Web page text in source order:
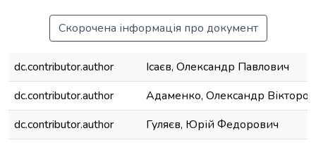
Скорочена інформація про документ
dc.contributor.author
Ісаєв, Олександр Павлович
dc.contributor.author
Адаменко, Олександр
dc.contributor.author
Гуляєв, Юрій Федорович